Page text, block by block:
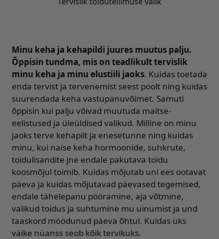
Minu keha ja kehapildi juures muutus palju.
Õppisin tundma, mis on teadlikult tervislik
minu keha ja minu elustiili jaoks. Kuidas toetada
enda tervist ja tervenemist seest poolt ning kuidas
suurendada keha vastupanuvõimet. Samuti
õppisin kui palju võivad muutuda maitse-
eelistused ja üleüldised valikud. Milline on minu
jaoks terve kehapilt ja enesetunne ning kuidas
minu, kui naise keha hormoonide, suhkrute,
toidulisandite jne endale pakutava toidu
koosmõjul toimib. Kuidas mõjutab uni ees ootavat
päeva ja kuidas mõjutavad päevased tegemised,
endale tähelepanu pööramine, aja võtmine,
valikud toidus ja suhtumine mu uinumist ja und
taaskord möödunud päeva õhtul. Kuidas üks
väike nüanss seob kõik tervikuks.